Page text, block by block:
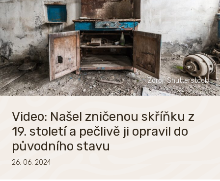
Zdroj: Shutterstock
Video: Našel zničenou skříňku z
19. století a pečlivě ji opravil do
původního stavu
26. 06. 2024